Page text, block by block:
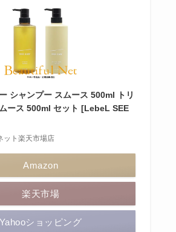
シャンプー スムース 500ml トリ
ース 500ml セット [LebeL SEE
ット楽天市場店
Amazon
楽天市場
Yahooショッピング